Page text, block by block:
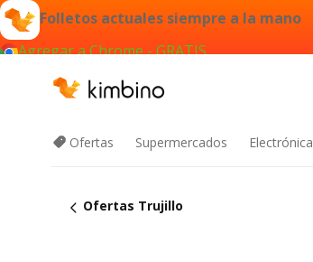
Folletos actuales siempre a la mano
Agregar a Chrome - GRATIS
Ofertas Supermercados Electrónica
Ofertas Trujillo